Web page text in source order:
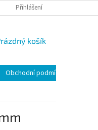
Přihlášení
košík
Obchodní podmínky